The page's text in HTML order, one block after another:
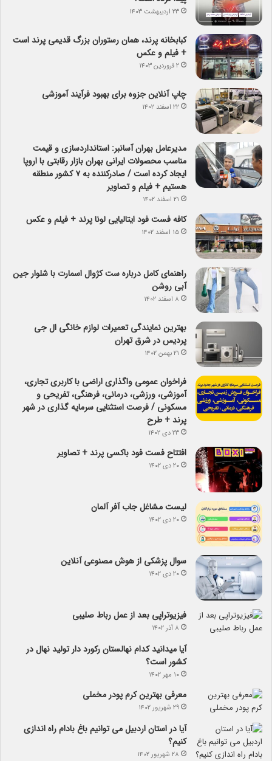
۲۳ اردیبهشت ۱۴۰۳
کبابخانه پرند، همان رستوران بزرگ قدیمی پرند است
+ فیلم و عکس
۲ فروردین ۱۴۰۳
چاپ آنلاین جزوه برای بهبود فرآیند آموزشی
۲۲ اسفند ۱۴۰۲
مدیرعامل بهران آسانبر: استانداردسازی و قیمت
مناسب محصولات ایرانی بهران بازار رقابتی با اروپا
ایجاد کرده است / صادرکننده به ۷ کشور منطقه
هستیم + فیلم و تصاویر
۲۱ اسفند ۱۴۰۲
کافه فست فود ایتالیایی لونا پرند + فیلم و عکس
۱۵ اسفند ۱۴۰۲
راهنمای کامل درباره ست کژوال اسمارت با شلوار جین
آبی روشن
۸ اسفند ۱۴۰۲
بهترین نمایندگی تعمیرات لوازم خانگی ال جی
پردیس در شرق تهران
۲۱ بهمن ۱۴۰۲
فراخوان عمومی واگذاری اراضی با کاربری تجاری،
آموزشی، ورزشی، درمانی، فرهنگی، تفریحی و
مسکونی / فرصت استثنایی سرمایه گذاری در شهر
پرند + طرح
۲۳ دی ۱۴۰۲
افتتاح فست فود باکسی پرند + تصاویر
۲۰ دی ۱۴۰۲
لیست مشاغل جاب آفر آلمان
۲۰ دی ۱۴۰۲
سوال پزشکی از هوش مصنوعی آنلاین
۲۰ دی ۱۴۰۲
فیزیوتراپی بعد از عمل رباط صلیبی
۸ آذر ۱۴۰۲
آیا می­دانید کدام نهالستان رکورد دار تولید نهال­ در
کشور است؟
۱۰ مهر ۱۴۰۲
معرفی بهترین کرم پودر مخملی
۲۹ شهریور ۱۴۰۲
آیا در استان اردبیل می توانیم باغ بادام راه اندازی
کنیم؟
۲۸ شهریور ۱۴۰۲